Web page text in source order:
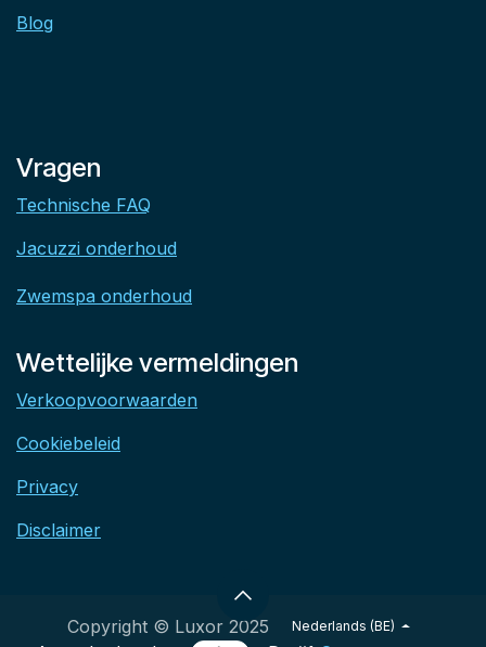
Blog
Vragen
Technische FAQ
Jacuzzi onderhoud
Zwemspa onderhoud
Wettelijke vermeldingen
Verkoopvoorwaarden
Cookiebeleid
Privacy
Disclaimer
Copyright © Luxor 2025 Nederlands (BE)